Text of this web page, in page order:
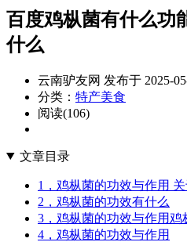
百度鸡枞菌有什么功
什么
云南驴友网 发布于 2025-
分类： 特产美食
阅读(106)
文章目录
1，鸡枞菌的功效与作用
2，鸡枞菌的功效有什么
3，鸡枞菌的功效与作用鸡
4，鸡枞菌的功效与作用